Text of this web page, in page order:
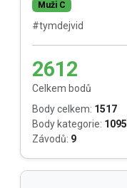
Muži C
#tymdejvid
2612
Celkem bodů
Body celkem: 1517
Body kategorie: 1095
Závodů: 9